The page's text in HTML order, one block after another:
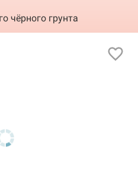
чёрного грунта